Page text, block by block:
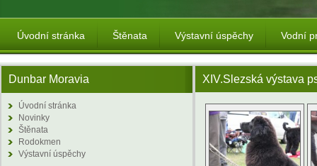
Úvodní stránka Štěnata Výstavní úspěchy Vodní
Dunbar Moravia
Úvodní stránka
Novinky
Štěnata
Rodokmen
Výstavní úspěchy
XIV.Slezská výstava